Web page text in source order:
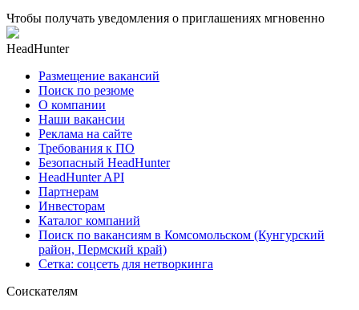
Чтобы получать уведомления о приглашениях мгновенно
HeadHunter
Размещение вакансий
Поиск по резюме
О компании
Наши вакансии
Реклама на сайте
Требования к ПО
Безопасный HeadHunter
HeadHunter API
Партнерам
Инвесторам
Каталог компаний
Поиск по вакансиям в Комсомольском (Кунгурский
район, Пермский край)
Сетка: соцсеть для нетворкинга
Соискателям